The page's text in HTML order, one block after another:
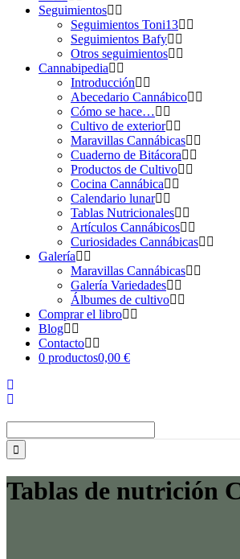
Seguimientos
Seguimientos Toni13
Seguimientos Bafy
Otros seguimientos
Cannabipedia
Introducción
Abecedario Cannábico
Cómo se hace…
Cultivo de exterior
Maravillas Cannábicas
Cuaderno de Bitácora
Productos de Cultivo
Cocina Cannábica
Calendario lunar
Tablas Nutricionales
Artículos Cannábicos
Curiosidades Cannábicas
Galería
Maravillas Cannábicas
Galería Variedades
Álbumes de cultivo
Comprar el libro
Blog
Contacto
0 productos0,00 €
Tablas de nutrición